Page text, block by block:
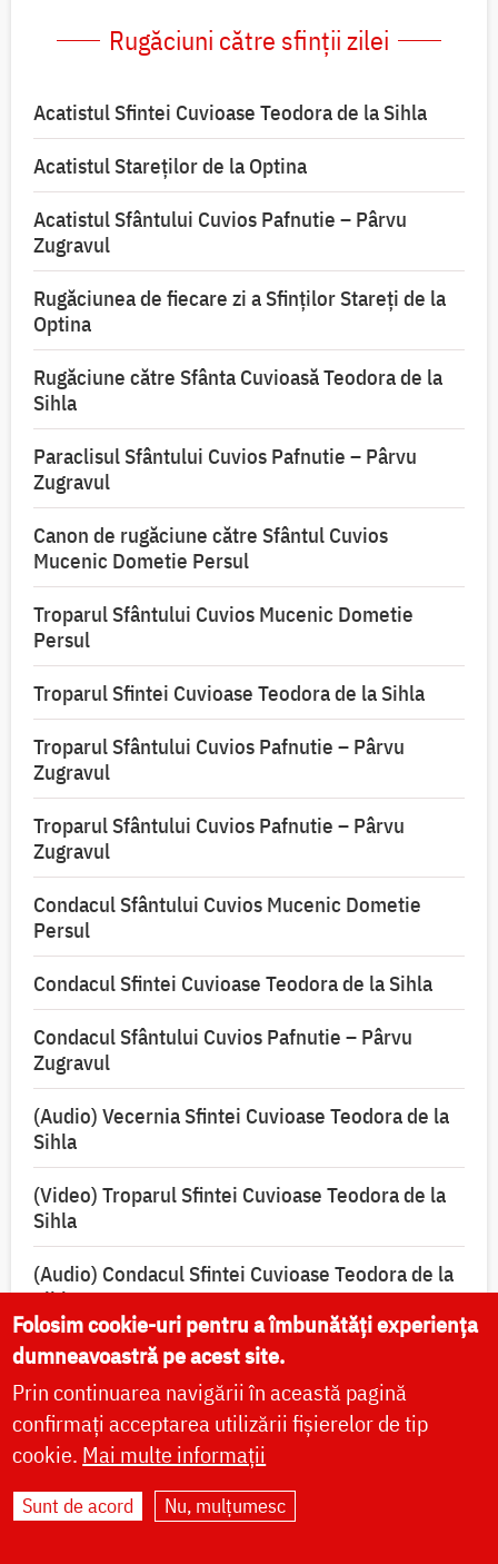
Rugăciuni către sfinții zilei
Acatistul Sfintei Cuvioase Teodora de la Sihla
Acatistul Stareţilor de la Optina
Acatistul Sfântului Cuvios Pafnutie – Pârvu
Zugravul
Rugăciunea de fiecare zi a Sfinților Stareți de la
Optina
Rugăciune către Sfânta Cuvioasă Teodora de la
Sihla
Paraclisul Sfântului Cuvios Pafnutie – Pârvu
Zugravul
Canon de rugăciune către Sfântul Cuvios
Mucenic Dometie Persul
Troparul Sfântului Cuvios Mucenic Dometie
Persul
Troparul Sfintei Cuvioase Teodora de la Sihla
Troparul Sfântului Cuvios Pafnutie – Pârvu
Zugravul
Troparul Sfântului Cuvios Pafnutie – Pârvu
Zugravul
Condacul Sfântului Cuvios Mucenic Dometie
Persul
Condacul Sfintei Cuvioase Teodora de la Sihla
Condacul Sfântului Cuvios Pafnutie – Pârvu
Zugravul
(Audio) Vecernia Sfintei Cuvioase Teodora de la
Sihla
(Video) Troparul Sfintei Cuvioase Teodora de la
Sihla
(Audio) Condacul Sfintei Cuvioase Teodora de la
Sihla
Rugăciuni și acatiste
Acatistul pentru vindecarea de cancer, către
icoana Maicii Domnului „Pantanassa”
Folosim cookie-uri pentru a îmbunătăți experiența
dumneavoastră pe acest site.
Prin continuarea navigării în această pagină
confirmați acceptarea utilizării fișierelor de tip
cookie. Mai multe informații
Sunt de acord Nu, mulțumesc